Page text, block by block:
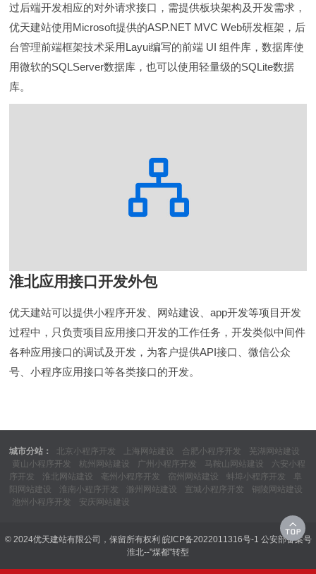
过后端开发相应的对外请求接口，需提供板块架构及开发需求，
优天建站使用Microsoft提供的ASP.NET MVC Web研发框架，后
台管理前端框架技术采用Layui编写的前端 UI 组件库，数据库使
用微软的SQLServer数据库，也可以使用轻量级的SQLite数据
库。
淮北应用接口开发外包
优天建站可以提供小程序开发、网站建设、app开发等项目开发
过程中，只负责项目应用接口开发的工作任务，开发类似中间件
各种应用接口的调试及开发，为客户提供API接口、微信公众
号、小程序应用接口等各类接口的开发。
城市分站： 北京小程序开发 上海网站建设 合肥小程序开发
芜湖网站建设
黄山小程序开发
杭州网站建设 广州小程序开发 马鞍山网站建设
六安小程
序开发
淮北网站建设 亳州小程序开发 宿州网站建设 蚌埠小程序开发
阜
阳网站建设
淮南小程序开发 滁州网站建设 宣城小程序开发
铜陵网站建设
池州小程序开发
安庆网站建设
© 2024优天建站有限公司，保留所有权利 皖ICP备2022011316号-1 公安部备案号
淮北--"煤都"转型